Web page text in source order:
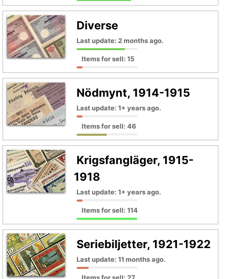
Diverse
Last update: 2 months ago.
Items for sell: 15
Nödmynt, 1914-1915
Last update: 1+ years ago.
Items for sell: 46
Krigsfangläger, 1915-
1918
Last update: 1+ years ago.
Items for sell: 114
Seriebiljetter, 1921-1922
Last update: 11 months ago.